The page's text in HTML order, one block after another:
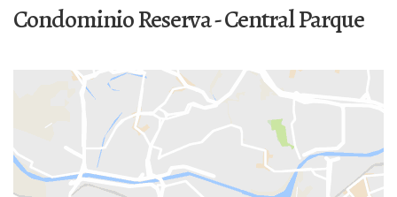
Condominio Reserva - Central Parque